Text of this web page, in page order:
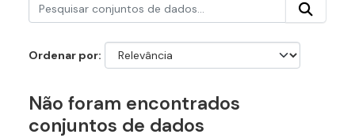
Ordenar por
Não foram encontrados
conjuntos de dados